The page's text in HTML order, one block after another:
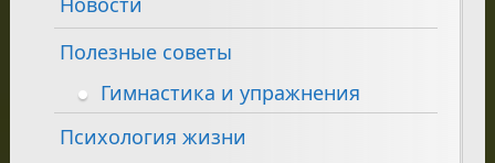
Полезные советы
Гимнастика и упражнения
Психология жизни